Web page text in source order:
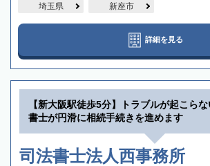
埼玉県 新座市
詳細を見る
【新大阪駅徒歩5分】トラブルが起こら
書士が円滑に相続手続きを進めます
司法書士法人西事務所